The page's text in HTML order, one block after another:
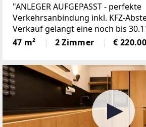
"ANLEGER AUFGEPASST - perfekte
Verkehrsanbindung inkl. KFZ-
Verkauf gelangt eine noch bis
2-Zimmer-Wohnung in attraktiver
Wiener Gemeindebezirks. Diese
47 m² 2 Zimmer €